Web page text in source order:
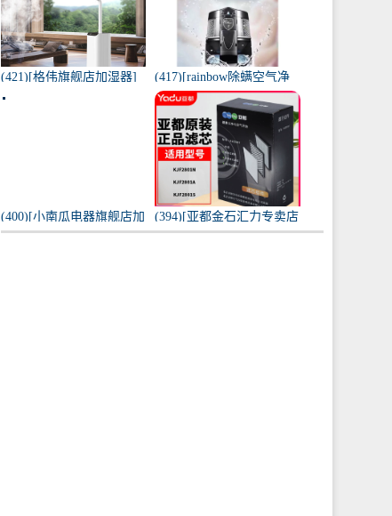
(421)[格伟旗舰店加湿器]
工业加湿器大容量空气家
(417)[rainbow除螨空气净
化,氧吧]美国原装进口水过
滤RAINBOW空气月销量0
件仅售31920元
(400)[小南瓜电器旗舰店加
湿器]小南瓜加湿器家用静
(394)[亚都金石汇力专卖店
净化,加湿抽湿机配件]亚都